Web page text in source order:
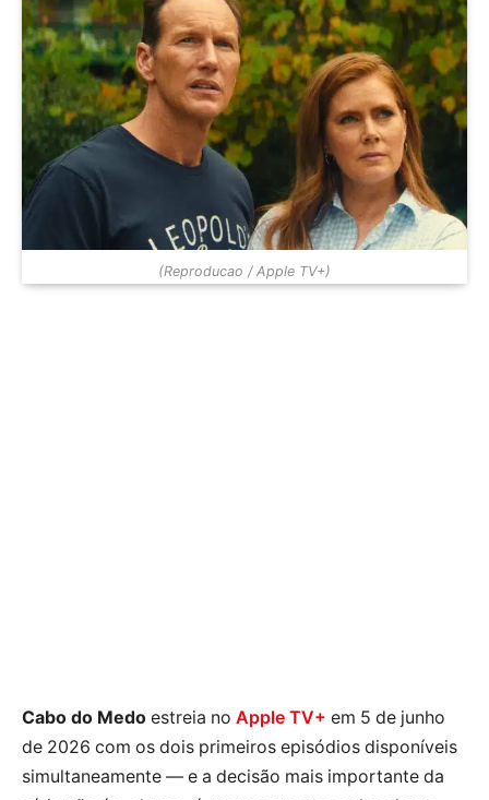
(Reproducao / Apple TV+)
Cabo do Medo estreia no Apple TV+ em 5 de junho
de 2026 com os dois primeiros episódios disponíveis
simultaneamente — e a decisão mais importante da